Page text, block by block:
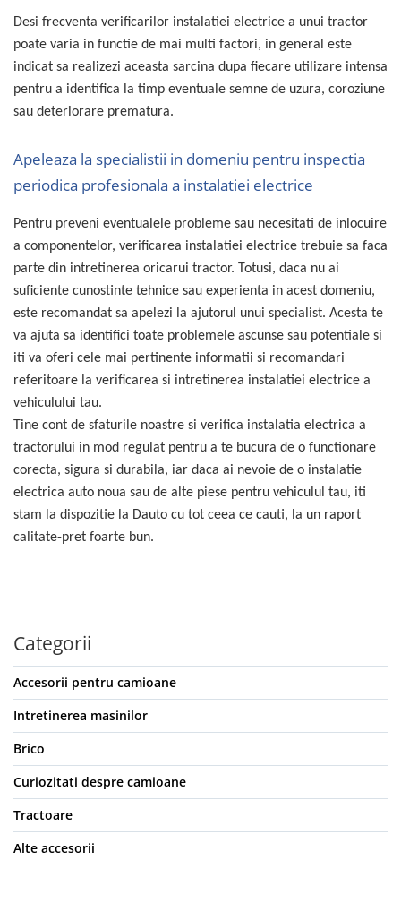
Proiectoare suplimentare, Camion,
Off Road
Proiectoare Full LED
Proiectoare Halogen plus LED
Dispozitive Avertizare
Autocolante reflectorizante si
fluorescente
Claxoane Auto si Semnale Electrice
de Avertizare
Goarne si trompete cu aer
Benzi si placi reflectorizante
Girofaruri auto si camion
Goarne / Trompete Pneumatice
Kituri Instalare Goarne
Pneumatice
Rampe luminoase girofar
Rezistoare CANBUS LED
Stroboscoape Auto
Suporturi pentru girofare auto si
camion
Capace piulite
Deflectoare geam
Oglinzi auto
Parasolare Camion – Cabina si
Accesorii
Reclame Luminoase
Electrice auto, camioane si remorci
Borne si Conectori Baterie Auto
Cabluri Auto Spiralate
Desi frecventa verificarilor instalatiei electrice a unui tractor
poate varia in functie de mai multi factori, in general este
indicat sa realizezi aceasta sarcina dupa fiecare utilizare intensa
pentru a identifica la timp eventuale semne de uzura, coroziune
sau deteriorare prematura.
Apeleaza la specialistii in domeniu pentru inspectia
periodica profesionala a instalatiei electrice
Pentru preveni eventualele probleme sau necesitati de inlocuire
a componentelor, verificarea instalatiei electrice trebuie sa faca
parte din intretinerea oricarui tractor. Totusi, daca nu ai
suficiente cunostinte tehnice sau experienta in acest domeniu,
este recomandat sa apelezi la ajutorul unui specialist. Acesta te
va ajuta sa identifici toate problemele ascunse sau potentiale si
iti va oferi cele mai pertinente informatii si recomandari
referitoare la verificarea si intretinerea instalatiei electrice a
vehiculului tau.
Tine cont de sfaturile noastre si verifica instalatia electrica a
tractorului in mod regulat pentru a te bucura de o functionare
corecta, sigura si durabila, iar daca ai nevoie de o instalatie
electrica auto noua sau de alte piese pentru vehiculul tau, iti
stam la dispozitie la Dauto cu tot ceea ce cauti, la un raport
calitate-pret foarte bun.
Categorii
Accesorii pentru camioane
Intretinerea masinilor
Brico
Curiozitati despre camioane
Tractoare
Alte accesorii